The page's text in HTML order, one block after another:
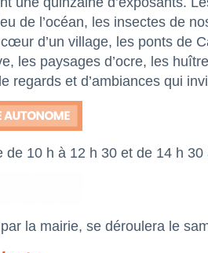
de l’océan, les insectes de
d’un village, les ponts de
les paysages d’ocre, les
regards et d’ambiances qui
de 10 h à 12 h 30 et de 14 h 30
la mairie, se déroulera le